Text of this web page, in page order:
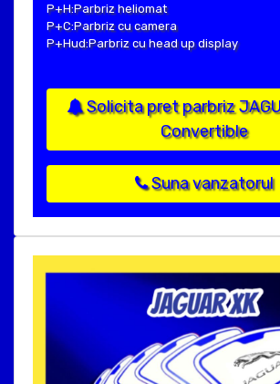
P+H:Parbriz heliomat
P+C:Parbriz cu camera
P+Hud:Parbriz cu head up display
Solicita pret parbriz
Convertible
Suna vanzatorul